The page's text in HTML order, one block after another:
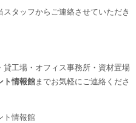
タッフからご連絡させていただき
工場・オフィス事務所・資材置場
ト情報館までお気軽にご連絡くださ
ト情報館